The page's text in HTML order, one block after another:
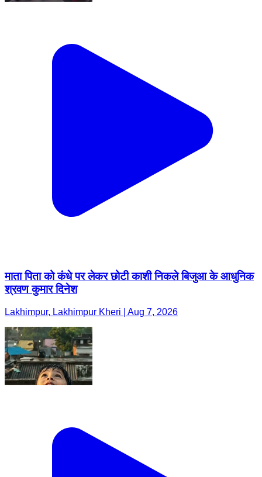
माता पिता को कंधे पर लेकर छोटी काशी निकले बिजुआ के आधुनिक
श्रवण कुमार दिनेश
Lakhimpur, Lakhimpur Kheri | Aug 7, 2026